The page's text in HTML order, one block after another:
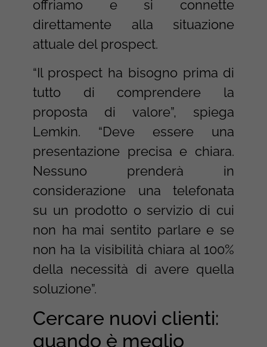
offriamo e si connette
direttamente alla situazione
attuale del prospect.
“Il prospect ha bisogno prima di
tutto di comprendere la
proposta di valore”, spiega
Lemkin. “Deve essere una
presentazione precisa e chiara.
Nessuno prenderà in
considerazione una telefonata
su un prodotto o servizio di cui
non ha mai sentito parlare e se
non ha la visibilità chiara al 100%
della necessità di avere quella
soluzione”.
Cercare nuovi clienti:
quando è meglio